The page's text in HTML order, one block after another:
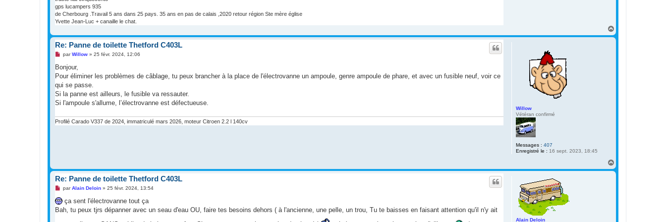
gps lucampers 935
de Cherbourg .Travail 5 ans dans 25 pays. 35 ans en pas de calais ,2020 retour région Ste mère église
Yvette Jean-Luc + canaille le chat.
a
u
Willow
Vétéran confirmé
Messages : 407
Enregistré le : 16 sept. 2023, 18:45
Re: Panne de toilette Thetford C403L
M
s
a
g
n
o
u
parWillow» 25 févr. 2024, 12:06
Bonjour,
Pour éliminer les problèmes de câblage, tu peux brancher à la place de l'électrovanne un ampoule, genre ampoule de phare, et avec un fusible neuf, voir ce
qui se passe.
Si la panne est ailleurs, le fusible va ressauter.
Si l'ampoule s'allume, l’électrovanne est défectueuse.
Profilé Carado V337 de 2024, immatriculé mars 2026, moteur Citroen 2.2 l 140cv
a
u
Alain Deloin
Re: Panne de toilette Thetford C403L
M
s
s
a
parAlain Deloin» 25 févr. 2024, 13:54
ça sent l'électrovanne tout ça
Bah, tu peux tjrs dépanner avec un seau d'eau OU, faire tes besoins dehors ( à l'ancienne, une pelle, un trou, Tu te baisses en faisant attention qu'il n'y ait